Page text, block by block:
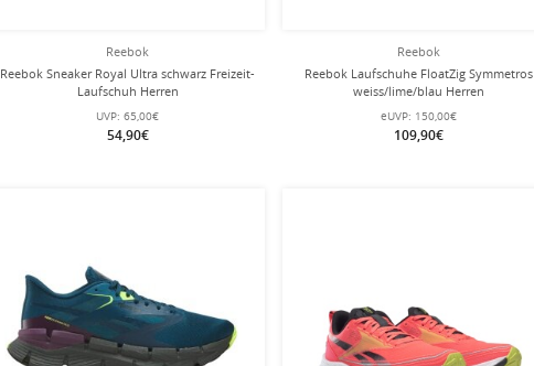
Reebok
Reebok Sneaker Royal Ultra schwarz Freizeit-
Laufschuh Herren
UVP: 65,00€
54,90€
Reebok
Reebok Laufschuhe FloatZig Symmetros
weiss/lime/blau Herren
eUVP: 150,00€
109,90€